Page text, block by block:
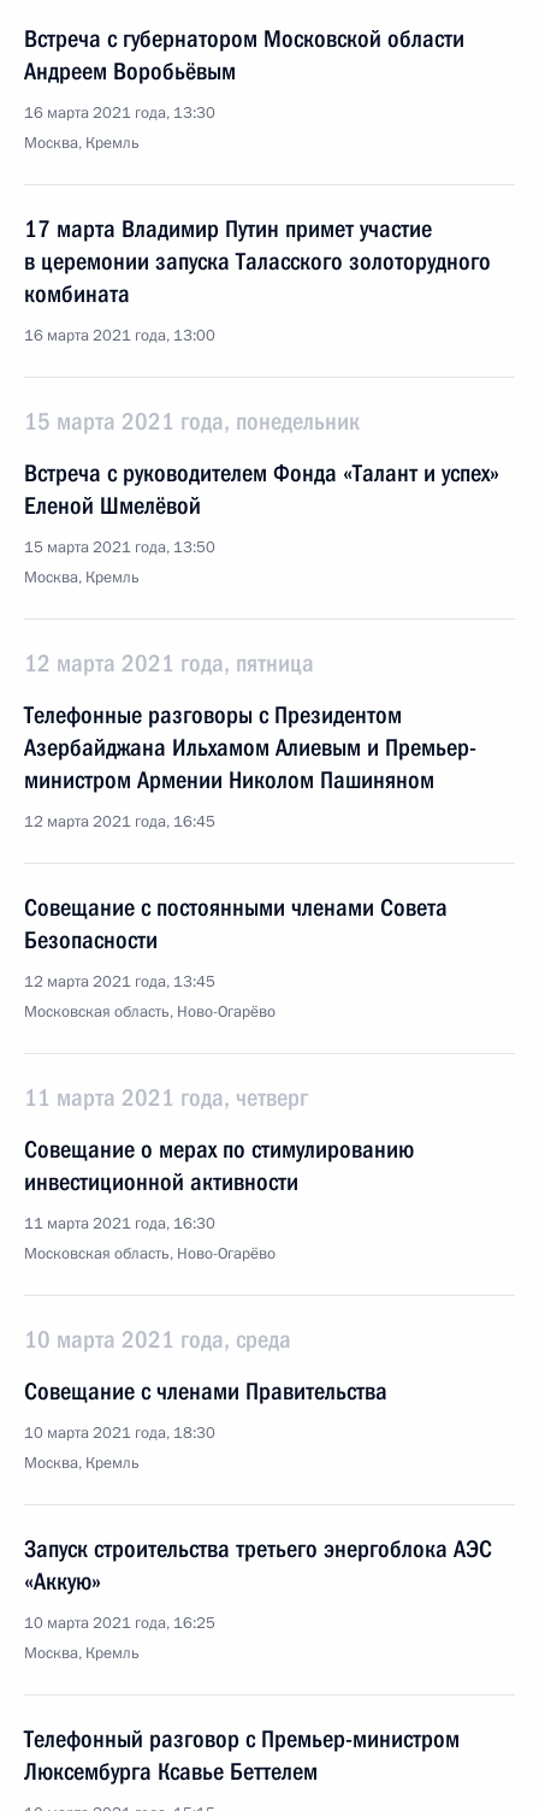
Встреча с губернатором Московской области
Андреем Воробьёвым
16 марта 2021 года, 13:30
Москва, Кремль
17 марта Владимир Путин примет участие
в церемонии запуска Таласского золоторудного
комбината
16 марта 2021 года, 13:00
15 марта 2021 года, понедельник
Встреча с руководителем Фонда «Талант и успех»
Еленой Шмелёвой
15 марта 2021 года, 13:50
Москва, Кремль
12 марта 2021 года, пятница
Телефонные разговоры с Президентом
Азербайджана Ильхамом Алиевым и Премьер-
министром Армении Николом Пашиняном
12 марта 2021 года, 16:45
Совещание с постоянными членами Совета
Безопасности
12 марта 2021 года, 13:45
Московская область, Ново-Огарёво
11 марта 2021 года, четверг
Совещание о мерах по стимулированию
инвестиционной активности
11 марта 2021 года, 16:30
Московская область, Ново-Огарёво
10 марта 2021 года, среда
Совещание с членами Правительства
10 марта 2021 года, 18:30
Москва, Кремль
Запуск строительства третьего энергоблока АЭС
«Аккую»
10 марта 2021 года, 16:25
Москва, Кремль
Телефонный разговор с Премьер-министром
Люксембурга Ксавье Беттелем